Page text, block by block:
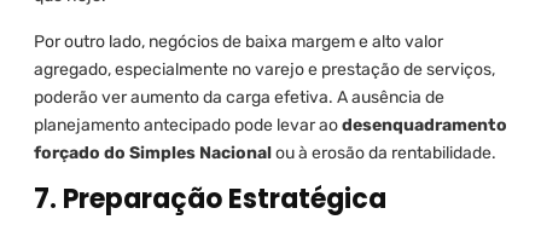
Por outro lado, negócios de baixa margem e alto valor
agregado, especialmente no varejo e prestação de serviços,
poderão ver aumento da carga efetiva. A ausência de
planejamento antecipado pode levar aodesenquadramento
forçado do Simples Nacionalou à erosão da rentabilidade.
7. Preparação Estratégica